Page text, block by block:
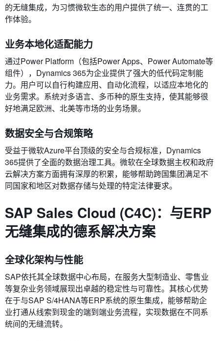
的无缝集成，为习惯微软生态的用户提供了统一、连贯的工
作体验。
业务本地化适配能力
通过Power Platform（包括Power Apps、Power Automate等
组件），Dynamics 365为企业提供了强大的低代码定制能
力。用户可以自行构建应用、自动化流程，以适应本地化的
业务需求。系统对多语言、多币种的原生支持，使其能够很
好地满足欧洲、北美等市场的业务场景。
数据安全与合规策略
受益于微软Azure平台顶级的安全与合规标准，Dynamics
365提供了全面的数据治理工具。微软在全球数据主权和政府
云解决方案方面拥有深厚的积累，能够帮助跨国集团满足不
同国家和地区对数据存储与处理的特定法律要求。
SAP Sales Cloud (C4C)：与ERP
无缝集成的德系解决方案
全球化架构与性能
SAP依托其全球数据中心布局，在服务大型制造业、零售业
等复杂业务领域展现出卓越的稳定性与可靠性。其核心优势
在于与SAP S/4HANA等ERP系统的原生集成，能够帮助企
业打通从线索到现金的端到端业务流程，实现数据在不同系
统间的无缝流转。